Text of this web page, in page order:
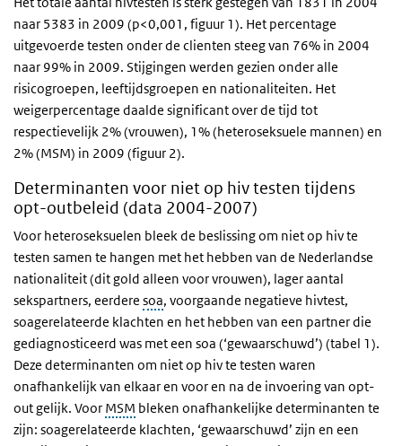
naar 5383 in 2009 (p<0,001, figuur 1). Het percentage
uitgevoerde testen onder de clienten steeg van 76% in 2004
naar 99% in 2009. Stijgingen werden gezien onder alle
risicogroepen, leeftijdsgroepen en nationaliteiten. Het
weigerpercentage daalde significant over de tijd tot
respectievelijk 2% (vrouwen), 1% (heteroseksuele mannen) en
2% (MSM) in 2009 (figuur 2).
Determinanten voor niet op hiv testen tijdens
opt-outbeleid (data 2004-2007)
Voor heteroseksuelen bleek de beslissing om niet op hiv te
testen samen te hangen met het hebben van de Nederlandse
nationaliteit (dit gold alleen voor vrouwen), lager aantal
sekspartners, eerdere soa, voorgaande negatieve hivtest,
soagerelateerde klachten en het hebben van een partner die
gediagnosticeerd was met een soa (‘gewaarschuwd’) (tabel 1).
Deze determinanten om niet op hiv te testen waren
onafhankelijk van elkaar en voor en na de invoering van opt-
out gelijk. Voor MSM bleken onafhankelijke determinanten te
zijn: soagerelateerde klachten, ‘gewaarschuwd’ zijn en een